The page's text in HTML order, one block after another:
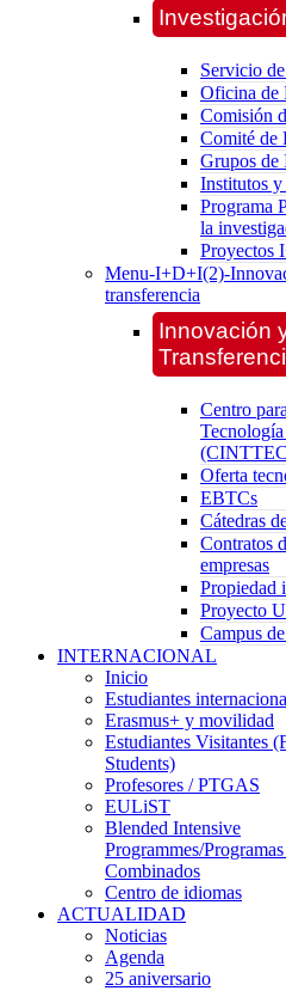
Servicio
Oficina de
Comisión
Comité de
Grupos de
Institutos y
Programa
la
Proyectos
Menu-I+D+I(2)-
transferencia
Innovación
Centro
Oferta
EBTCs
Cátedras
Contratos
empresas
Propiedad
Proyecto
Campus
INTERNACIONAL
Inicio
Estudiantes
Erasmus+ y movilidad
Estudiantes Visitantes
Students)
Profesores / PTGAS
EULiST
Blended Intensive
Programmes/
Combinados
Centro de idiomas
ACTUALIDAD
Noticias
Agenda
25 aniversario